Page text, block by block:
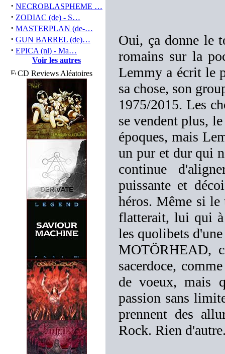
· NECROBLASPHEME …
· ZODIAC (de) - S…
· MASTERPLAN (de-…
· GUN BARREL (de)…
· EPICA (nl) - Ma…
Voir les autres
CD Reviews Aléatoires
Oui, ça donne le
romains sur la
Lemmy a écrit le
sa chose, son
1975/2015. Les
se vendent plus,
époques, mais
un pur et dur qui
continue
puissante et
héros. Même si
flatterait, lui qui à
les quolibets
MOTÖRHEAD,
sacerdoce,
de voeux, mais
passion sans
prennent des
Rock. Rien